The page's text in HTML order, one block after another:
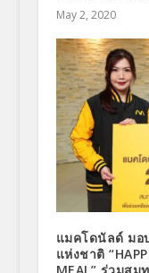
May 2, 2020
แมคโดนัลด์ มอ
แห่งชาติ